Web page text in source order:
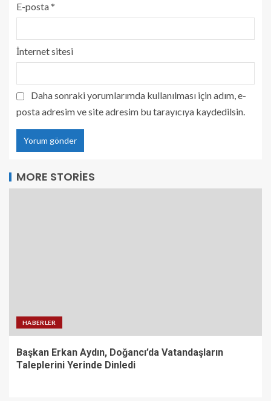
E-posta*
İnternet sitesi
Daha sonraki yorumlarımda kullanılması için adım, e-
posta adresim ve site adresim bu tarayıcıya kaydedilsin.
MORE STORIES
HABERLER
Başkan Erkan Aydın, Doğancı’da Vatandaşların
Taleplerini Yerinde Dinledi